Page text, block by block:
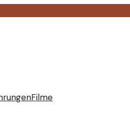
Filme